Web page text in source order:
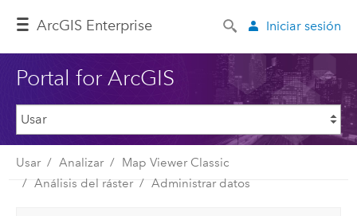
ArcGIS Enterprise Iniciar sesión
Portal for ArcGIS
Usar Analizar
Map Viewer Classic
Análisis del ráster
Administrar datos